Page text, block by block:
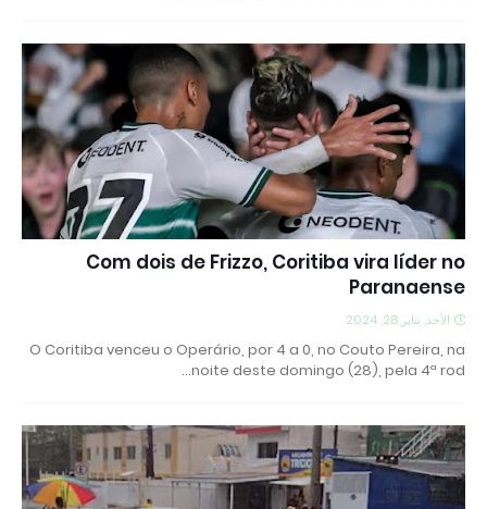
Com dois de Frizzo, Coritiba vira líder no
Paranaense
الأحد, يناير 28, 2024
O Coritiba venceu o Operário, por 4 a 0, no Couto Pereira, na
noite deste domingo (28), pela 4ª rod…